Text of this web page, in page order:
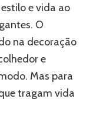
e vida ao
O
na decoração
e
Mas para
tragam vida